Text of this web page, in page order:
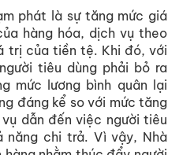
phát là sự tăng mức giá
hàng hóa, dịch vụ theo
trị của tiền tệ. Khi đó, với
tiêu dùng phải bỏ ra
mức lương bình quân lại
đáng kể so với mức tăng
dẫn đến việc người tiêu
năng chi trả. Vì vậy, Nhà